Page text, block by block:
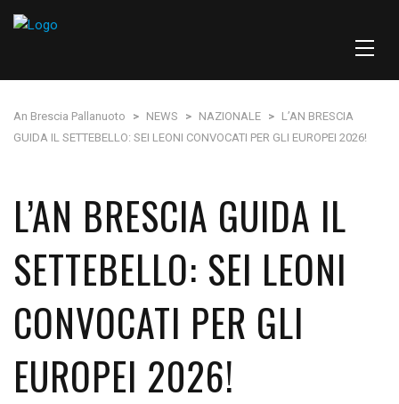
An Brescia Pallanuoto > NEWS > NAZIONALE > L’AN BRESCIA
GUIDA IL SETTEBELLO: SEI LEONI CONVOCATI PER GLI EUROPEI 2026!
L’AN BRESCIA GUIDA IL
SETTEBELLO: SEI LEONI
CONVOCATI PER GLI
EUROPEI 2026!